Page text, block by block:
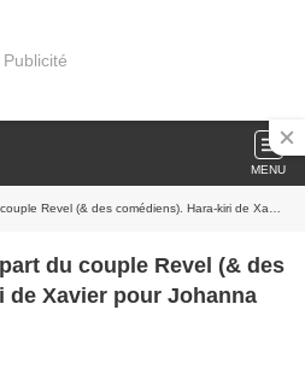
Publicité
MENU
(& des comédiens). Hara-kiri de Xavier pour Johanna
du couple Revel (& des
de Xavier pour Johanna